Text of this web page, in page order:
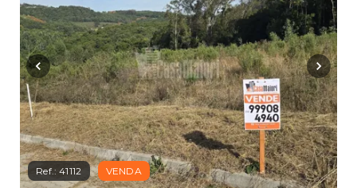
Ref.:41112 VENDA